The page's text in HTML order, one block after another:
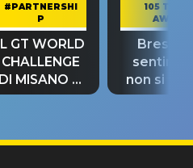
#PARTNERSHI
P
IL GT WORLD
CHALLENGE
DI MISANO si
riconferma
105 TAKE
AWAY
Bresh:
non si
fino alla